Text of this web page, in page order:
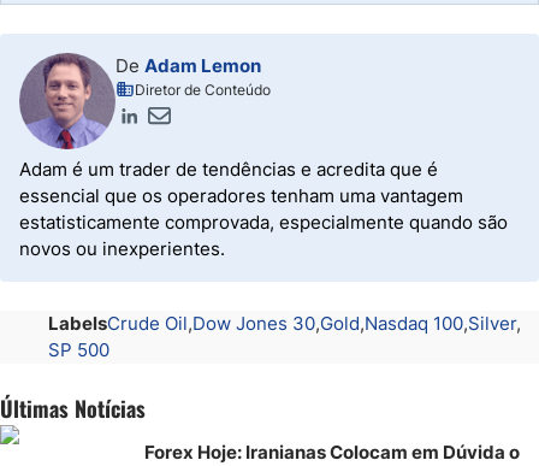
De Adam Lemon
Diretor de Conteúdo
Adam é um trader de tendências e acredita que é
essencial que os operadores tenham uma vantagem
estatisticamente comprovada, especialmente quando são
novos ou inexperientes.
LabelsCrude Oil Dow Jones 30 Gold Nasdaq 100 Silver
SP 500
Últimas Notícias
Forex Hoje: Iranianas Colocam em Dúvida o